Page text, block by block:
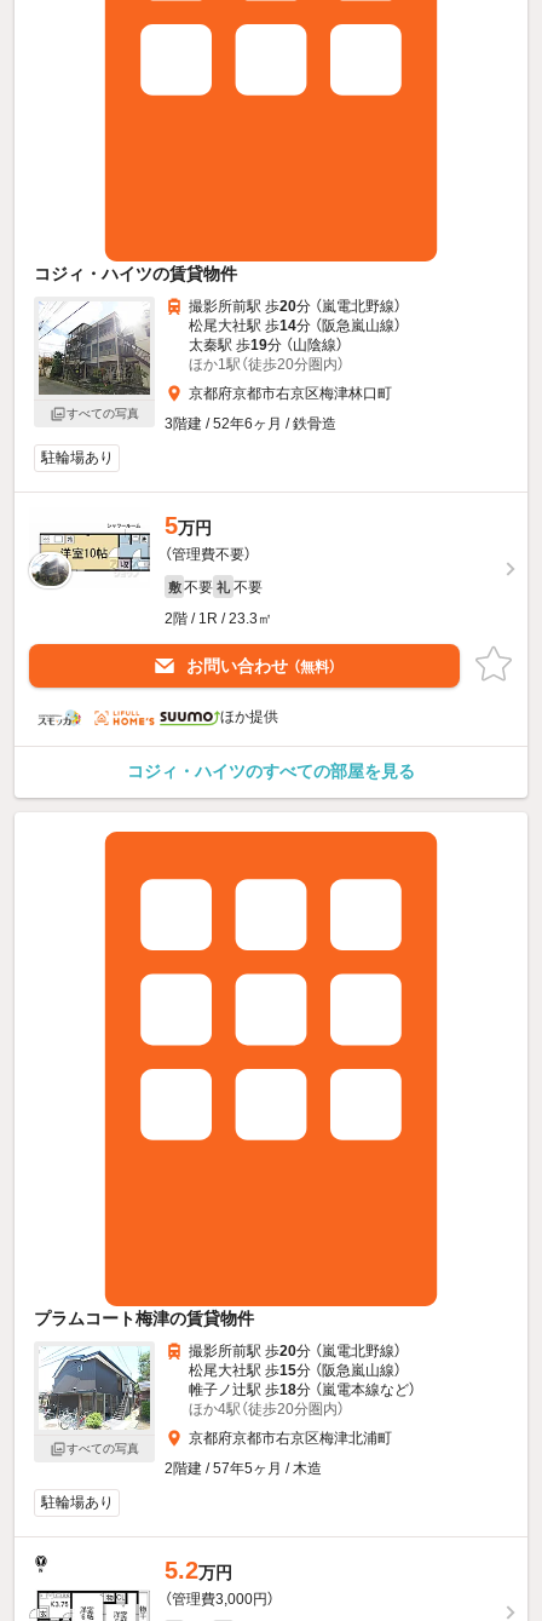
コジィ・ハイツの賃貸物件
すべての写真
撮影所前駅 歩20分 （嵐電北野線）
松尾大社駅 歩14分 （阪急嵐山線）
太秦駅 歩19分 （山陰線）
ほか1駅（徒歩20分圏内）
京都府京都市右京区梅津林口町
3階建 / 52年6ヶ月 / 鉄骨造
駐輪場あり
5万円
（管理費不要）
敷 不要 礼 不要
2階 / 1R / 23.3㎡
お問い合わせ （無料）
ほか提供
コジィ・ハイツのすべての部屋を見る
プラムコート梅津の賃貸物件
すべての写真
撮影所前駅 歩20分 （嵐電北野線）
松尾大社駅 歩15分 （阪急嵐山線）
帷子ノ辻駅 歩18分 （嵐電本線など）
ほか4駅（徒歩20分圏内）
京都府京都市右京区梅津北浦町
2階建 / 57年5ヶ月 / 木造
駐輪場あり
5.2万円
（管理費3,000円）